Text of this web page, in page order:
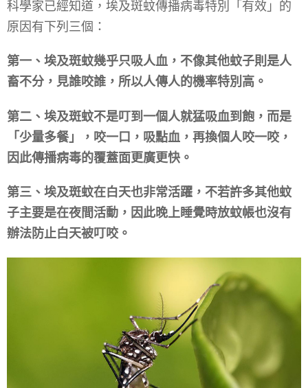
科學家已經知道，埃及斑蚊傳播病毒特別「有效」的
原因有下列三個：
第一、埃及斑蚊幾乎只吸人血，不像其他蚊子則是人
畜不分，見誰咬誰，所以人傳人的機率特別高。
第二、埃及斑蚊不是叮到一個人就猛吸血到飽，而是
「少量多餐」，咬一口，吸點血，再換個人咬一咬，
因此傳播病毒的覆蓋面更廣更快。
第三、埃及斑蚊在白天也非常活躍，不若許多其他蚊
子主要是在夜間活動，因此晚上睡覺時放蚊帳也沒有
辦法防止白天被叮咬。